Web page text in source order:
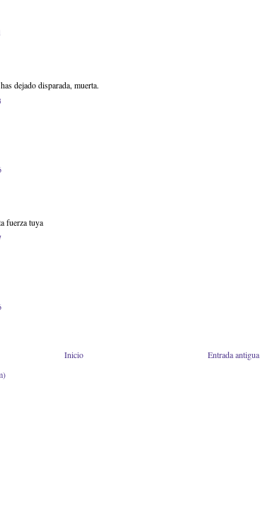
dejado disparada, muerta.
fuerza tuya
Entrada antigua
Inicio